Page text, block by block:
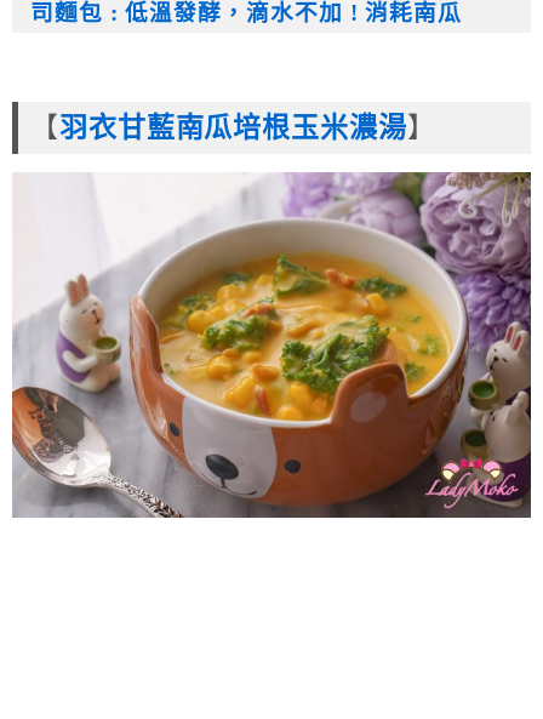
司麵包 : 低溫發酵，滴水不加 ! 消耗南瓜
【 羽衣甘藍南瓜培根玉米濃湯】